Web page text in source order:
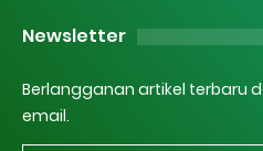
Newsletter
Berlangganan artikel terbaru
email.